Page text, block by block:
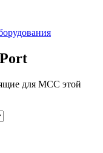
для MCC этой